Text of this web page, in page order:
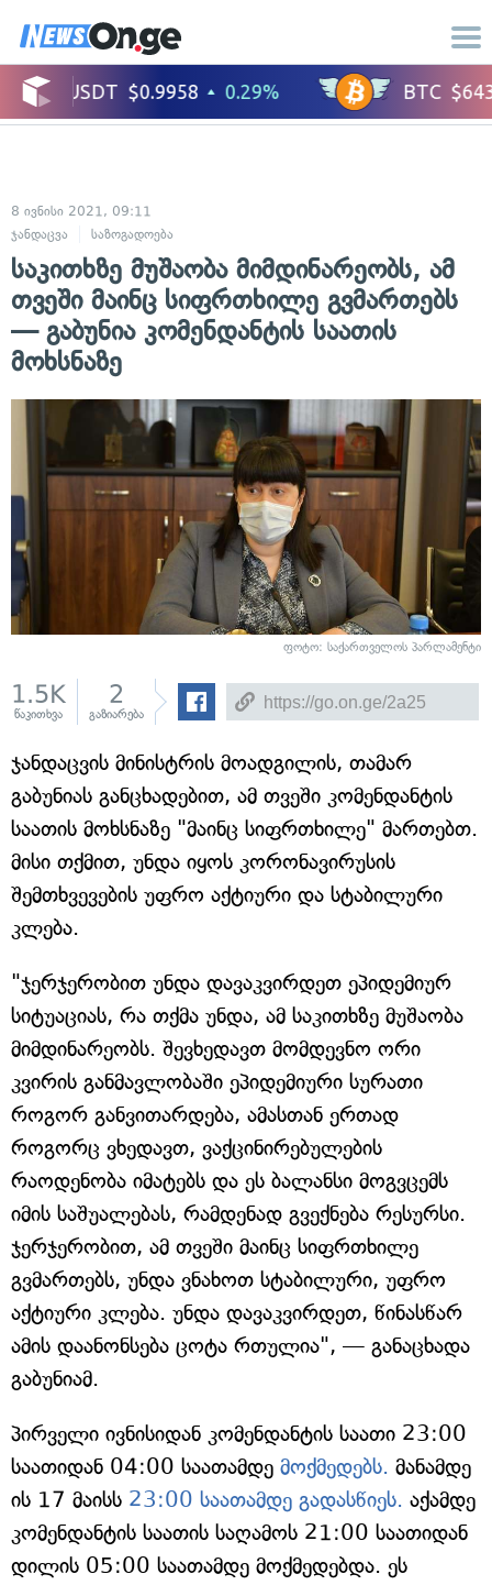
8 ივნისი 2021, 09:11
ჯანდაცვა
საზოგადოება
საკითხზე მუშაობა მიმდინარეობს, ამ
თვეში მაინც სიფრთხილე გვმართებს
— გაბუნია კომენდანტის საათის
მოხსნაზე
ფოტო: საქართველოს პარლამენტი
1.5K
წაკითხვა
2
გაზიარება
ჯანდაცვის მინისტრის მოადგილის, თამარ
გაბუნიას განცხადებით, ამ თვეში კომენდანტის
საათის მოხსნაზე "მაინც სიფრთხილე" მართებთ.
მისი თქმით, უნდა იყოს კორონავირუსის
შემთხვევების უფრო აქტიური და სტაბილური
კლება.
"ჯერჯერობით უნდა დავაკვირდეთ ეპიდემიურ
სიტუაციას, რა თქმა უნდა, ამ საკითხზე მუშაობა
მიმდინარეობს. შევხედავთ მომდევნო ორი
კვირის განმავლობაში ეპიდემიური სურათი
როგორ განვითარდება, ამასთან ერთად
როგორც ვხედავთ, ვაქცინირებულების
რაოდენობა იმატებს და ეს ბალანსი მოგვცემს
იმის საშუალებას, რამდენად გვექნება რესურსი.
ჯერჯერობით, ამ თვეში მაინც სიფრთხილე
გვმართებს, უნდა ვნახოთ სტაბილური, უფრო
აქტიური კლება. უნდა დავაკვირდეთ, წინასწარ
ამის დაანონსება ცოტა რთულია", — განაცხადა
გაბუნიამ.
პირველი ივნისიდან კომენდანტის საათი 23:00
საათიდან 04:00 საათამდე მოქმედებს. მანამდე
ის 17 მაისს 23:00 საათამდე გადასწიეს. აქამდე
კომენდანტის საათის საღამოს 21:00 საათიდან
დილის 05:00 საათამდე მოქმედებდა. ეს